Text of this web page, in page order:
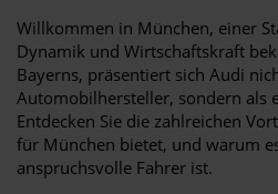
Willkommen in München, einer
Dynamik und Wirtschaftskraft
Bayerns, präsentiert sich Audi
Automobilhersteller, sondern als
Entdecken Sie die zahlreichen
für München bietet, und warum
anspruchsvolle Fahrer ist.